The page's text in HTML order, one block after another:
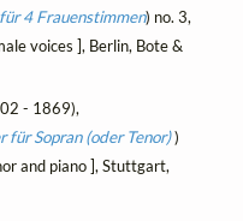
4 Frauenstimmen) no. 3,
voices ], Berlin, Bote &
- 1869),
für Sopran (oder Tenor))
and piano ], Stuttgart,